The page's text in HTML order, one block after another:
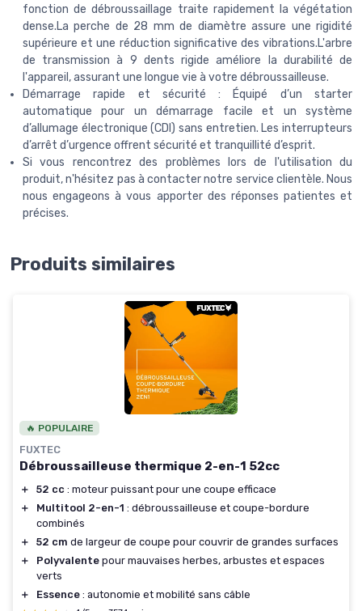
fonction de débroussaillage traite rapidement la végétation
dense.La perche de 28 mm de diamètre assure une rigidité
supérieure et une réduction significative des vibrations.L'arbre
de transmission à 9 dents rigide améliore la durabilité de
l'appareil, assurant une longue vie à votre débroussailleuse.
Démarrage rapide et sécurité : Équipé d’un starter
automatique pour un démarrage facile et un système
d’allumage électronique (CDI) sans entretien. Les interrupteurs
d’arrêt d’urgence offrent sécurité et tranquillité d’esprit.
Si vous rencontrez des problèmes lors de l'utilisation du
produit, n'hésitez pas à contacter notre service clientèle. Nous
nous engageons à vous apporter des réponses patientes et
précises.
Produits similaires
🔥 POPULAIRE
FUXTEC
Débroussailleuse thermique 2-en-1 52cc
＋ 52 cc : moteur puissant pour une coupe efficace
＋
Multitool 2-en-1 : débroussailleuse et coupe-bordure
combinés
＋
52 cm de largeur de coupe pour couvrir de grandes surfaces
＋
Polyvalente pour mauvaises herbes, arbustes et espaces
verts
＋
Essence : autonomie et mobilité sans câble